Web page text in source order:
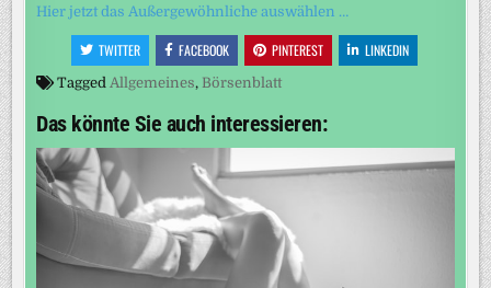
Hier jetzt das Außergewöhnliche auswählen …
TWITTER FACEBOOK PINTEREST LINKEDIN
Tagged Allgemeines, Börsenblatt
Das könnte Sie auch interessieren: